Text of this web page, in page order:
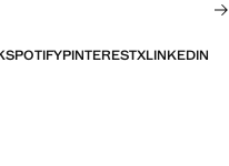
SPOTIFYPINTERESTXLINKEDIN